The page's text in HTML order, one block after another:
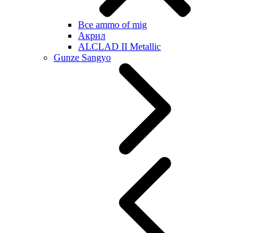
Все ammo of mig
Акрил
ALCLAD II Metallic
Gunze Sangyo